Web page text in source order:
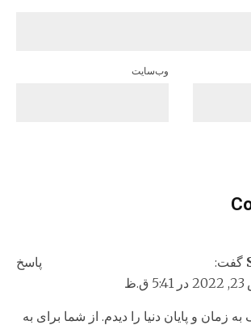
وب‌سایت
گفت:
به زمان و پایان دنیا را دیدم. از شما برای به
پاسخ